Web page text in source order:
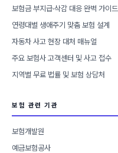
보험금 부지급·삭감 대응 완벽 가이드
연령대별 생애주기 맞춤 보험 설계
자동차 사고 현장 대처 매뉴얼
주요 보험사 고객센터 및 사고 접수
지역별 무료 법률 및 보험 상담처
보험 관련 기관
보험개발원
예금보험공사